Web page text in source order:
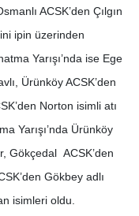
ACSK’den Çılgın
ipin üzerinden
Yarışı’nda ise Ege
Ürünköy ACSK’den
Norton isimli atı
Yarışı’nda Ürünköy
Gökçedal ACSK’den
Gökbey adlı
isimleri oldu.